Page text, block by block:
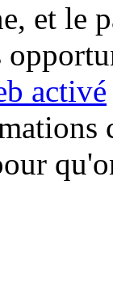
et le
activé